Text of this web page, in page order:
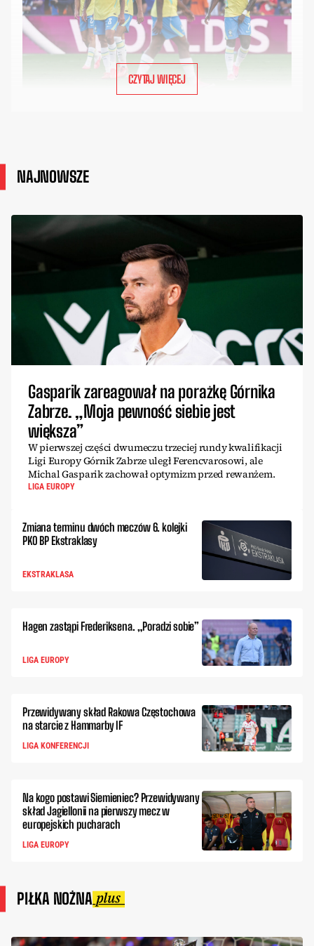
CZYTAJ WIĘCEJ
NAJNOWSZE
Gasparik zareagował na porażkę Górnika
Zabrze. „Moja pewność siebie jest
większa”
W pierwszej części dwumeczu trzeciej rundy kwalifikacji
Ligi Europy Górnik Zabrze uległ Ferencvarosowi, ale
Michal Gasparik zachował optymizm przed rewanżem.
LIGA EUROPY
Zmiana terminu dwóch meczów 6. kolejki
PKO BP Ekstraklasy
EKSTRAKLASA
Hagen zastąpi Frederiksena. „Poradzi sobie”
LIGA EUROPY
Przewidywany skład Rakowa Częstochowa
na starcie z Hammarby IF
LIGA KONFERENCJI
Na kogo postawi Siemieniec? Przewidywany
skład Jagiellonii na pierwszy mecz w
europejskich pucharach
LIGA EUROPY
PIŁKA NOŻNA